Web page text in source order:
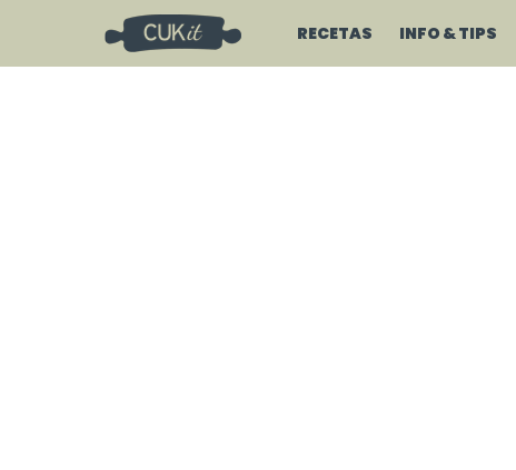
RECETAS INFO & TIPS